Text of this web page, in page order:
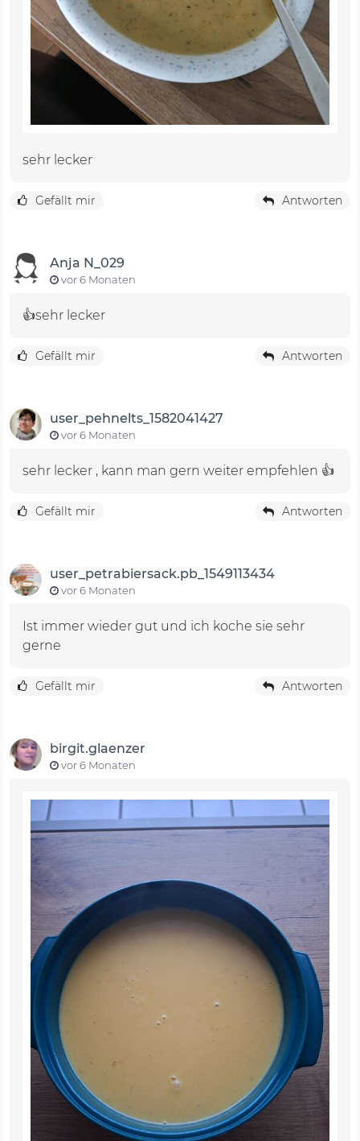
sehr lecker
Gefällt mir Antworten
Anja N_029
vor 6 Monaten
👍sehr lecker
Gefällt mir Antworten
user_pehnelts_1582041427
vor 6 Monaten
sehr lecker , kann man gern weiter empfehlen 👍
Gefällt mir Antworten
user_petrabiersack.pb_1549113434
vor 6 Monaten
Ist immer wieder gut und ich koche sie sehr
gerne
Gefällt mir Antworten
birgit.glaenzer
vor 6 Monaten